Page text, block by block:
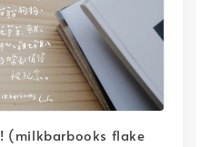
(milkbarbooks flake